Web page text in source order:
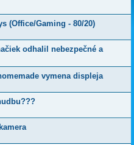
(Office/Gaming - 80/20)
odhalil nebezpečné a
vymena displeja